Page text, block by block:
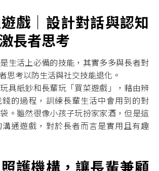
戲｜設計對話與認知
長者思考
生活上必備的技能，其實多多與長者對
思考以防生活與社交技能退化。
具紙鈔和長輩玩「買菜遊戲」，藉由辨
的過程，訓練長輩生活中會用到的對
。雖然很像小孩子玩扮家家酒，但是這
通遊戲，對於長者而言是實用且有趣
護機構，讓長輩兼顧